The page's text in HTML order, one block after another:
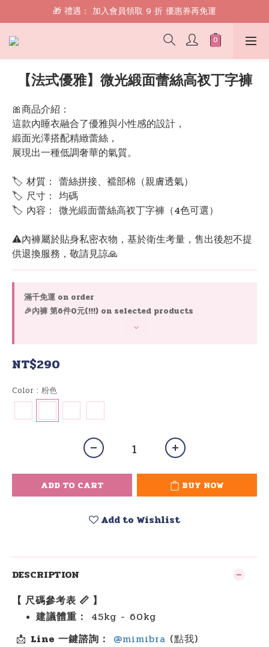
🎁 禮遇： 加入會員領取 9 折 優惠券再免運
🎁 禮遇： 加入會員領取 9 折 優惠券再免運
📱 綁定 LINE 好友，現領 $100 購物金！
🎁 禮遇： 加入會員領取 9 折 優惠券再免運
【法式優雅】微光緞面蕾絲高衩丁字褲
🎀商品介紹：
這款內睡衣融合了優雅與小性感的設計，
緞面光澤搭配精緻蕾絲，
展現出一種低調奢華的氣質。
🏷 材質： 蕾絲拼接、襠部棉（親膚透氣）
🏷 尺寸： 均碼
🏷 內容： 微光緞面蕾絲高衩丁字褲（4色可選）
⚠️內褲屬於貼身私密衣物，基於衛生考量，售出後恕不提
供退換服務，敬請見諒🙏
滿千免運 on order
🎉內褲 第6件0元(!!!) on selected products
NT$290
Color : 粉色
ADD TO CART BUY NOW
Add to Wishlist
DESCRIPTION
【 尺碼參考表 📏 】
建議體重： 45kg - 60kg
📩 Line 一鍵諮詢： @mimibra (點我)